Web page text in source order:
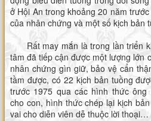
ở Hội An trong khoảng 20 năm
của nhân chứng và một số kịch bản
Rất may mắn là trong lần triển
tâm đã tiếp cận được một lượng lớn
nhân chứng gìn giữ, bảo vệ cẩn
tầm được, có 22 kịch bản tuồng
trước 1975 qua các hình thức ông
cho con, hình thức chép lại kịch
vai cho diễn viên dễ thuộc lời thoại…